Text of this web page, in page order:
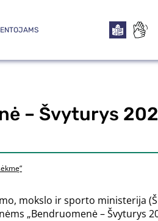
– Švyturys
mokslo ir sporto ministerija
„Bendruomenė – Švyturys